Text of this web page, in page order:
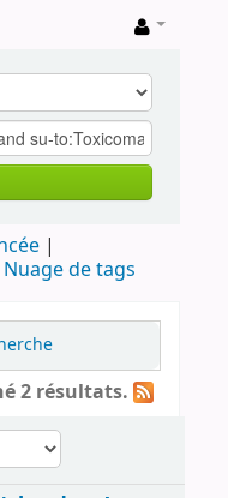
Nuage de tags
2 résultats.